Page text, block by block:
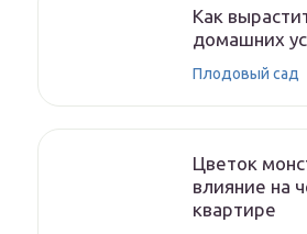
Как
домашних
Плодовый сад
Цветок
влияние на
квартире